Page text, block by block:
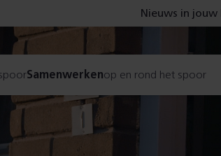
Nieuws in
Samenwerkenop en rond het spoor